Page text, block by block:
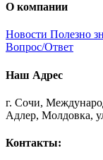
О компании
Новости Полезно
Вопрос/Ответ
Наш Адрес
г. Сочи,
Адлер, Молдовка,
Контакты: